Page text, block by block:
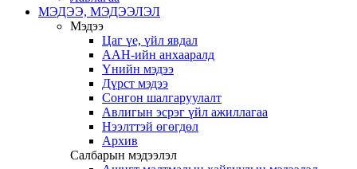
МЭДЭЭ, МЭДЭЭЛЭЛ
Мэдээ
Цаг үе, үйл явдал
ААН-ийн анхааралд
Үнийн мэдээ
Дүрст мэдээ
Сонгон шалгаруулалт
Авлигын эсрэг үйл ажиллагаа
Нээлттэй өгөгдөл
Архив
Салбарын мэдээлэл